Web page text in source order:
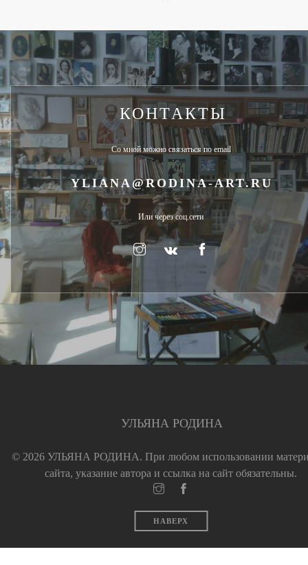
КОНТАКТЫ
Со мной можно связаться по email
YLIANA@RODINA-ART.RU
Или через соц.сети
УЛЬЯНА РОДИНА
© 2026 УЛЬЯНА РОДИНА. При любом использовании
сайта, указание автора и ссылка на сайт обязательны.
НАВЕРХ